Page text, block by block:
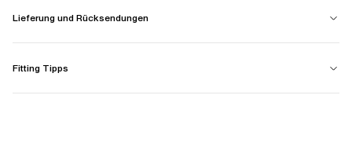
Lieferung und Rücksendungen
Fitting Tipps